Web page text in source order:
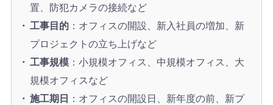
置、防犯カメラの接続など
工事目的：オフィスの開設、新入社員の増加、新
プロジェクトの立ち上げなど
工事規模：小規模オフィス、中規模オフィス、大
規模オフィスなど
施工期日
：オフィスの開設日、新年度の前、新プ